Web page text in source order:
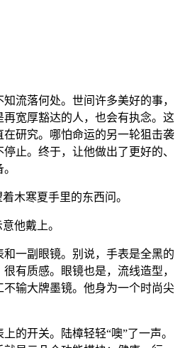
流落何处。世间许多美好的事，
宽厚豁达的人，也会有执念。这
研究。哪怕命运的另一轮狙击袭
。终于，让他做出了更好的、
木寒夏手里的东西问。
他戴上。
一副眼镜。别说，手表是全黑的
有质感。眼镜也是，流线造型，
输大牌墨镜。他身为一个时尚尖
的开关。陆樟轻轻“噢”了一声。